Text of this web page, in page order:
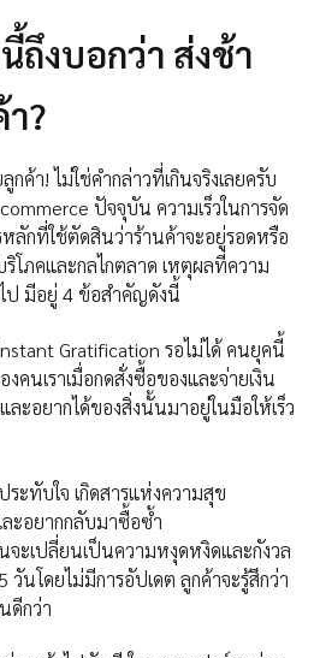
ถึงบอกว่า ส่งช้า
?
กค้า! ไม่ใช่คำกล่าวที่เกินจริงเลยครับ
ปัจจุบัน ความเร็วในการจัด
ลักที่ใช้ตัดสินว่าร้านค้าจะอยู่รอดหรือ
ริโภคและกลไกตลาด เหตุผลที่ความ
ป มีอยู่ 4 ข้อสำคัญดังนี้
Gratification รอไม่ได้ คนยุคนี้
คนเราเมื่อกดสั่งซื้อของและจ่ายเงิน
ละอยากได้ของสิ่งนั้นมาอยู่ในมือให้เร็ว
ระทับใจ เกิดสารแห่งความสุข
ะอยากกลับมาซื้อซ้ำ
จะเปลี่ยนเป็นความหงุดหงิดและกังวล
วันโดยไม่มีการอัปเดต ลูกค้าจะรู้สึกว่า
ดีกว่า